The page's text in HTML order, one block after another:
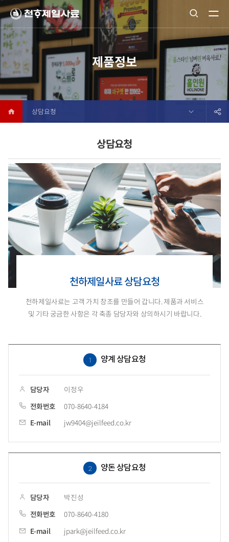
제품정보
상담요청
상담요청
천하제일사료 상담요청
천하제일사료는 고객 가치 창조를 만들어 갑니다. 제품과 서비스
및 기타 궁금한 사항은 각 축종 담당자와 상의하시기 바랍니다.
양계 상담요청
담당자
이정우
전화번호
070-8640-4184
E-mail
jw9404@jeilfeed.co.kr
2 양돈 상담요청
담당자
박진성
전화번호
070-8640-4180
E-mail
jpark@jeilfeed.co.kr